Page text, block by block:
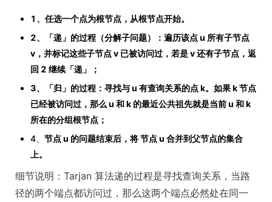
1、任选一个点为根节点，从根节点开始。
2、「递」的过程（分解子问题）：遍历该点 u 所有子节点
v，并标记这些子节点 v 已被访问过，若是 v 还有子节点，返
回 2 继续「递」；
3、「归」的过程：寻找与 u 有查询关系的点 k。如果 k 节点
已经被访问过，那么 u 和 k 的最近公共祖先就是当前 u 和 k
所在的分组根节点；
4、 节点 u 的问题结束后，将 节点 u 合并到父节点的集合
上。
细节说明：Tarjan 算法递的过程是寻找查询关系，当路
径的两个端点都访问过，那么这两个端点必然处在同一